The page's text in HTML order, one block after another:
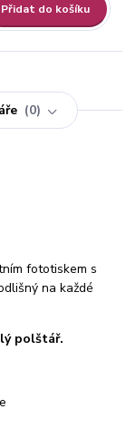
Přidat do košíku
0
fototiskem s
na každé
polštář.